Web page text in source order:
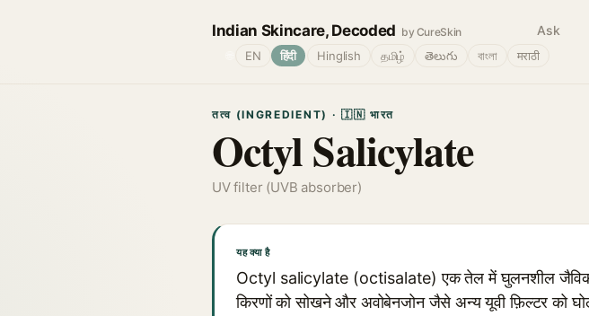
Indian Skincare, Decoded by CureSkin Ask
EN हिंदी Hinglish தமிழ் తెలుగు বাংলা मराठी
तत्व (INGREDIENT) · 🇮🇳 भारत
Octyl Salicylate
UV filter (UVB absorber)
यह क्या है
Octyl salicylate (octisalate) एक तेल में घुलनशील जैविक
किरणों को सोखने और अवोबेनजोन जैसे अन्य यूवी फ़िल्टर को